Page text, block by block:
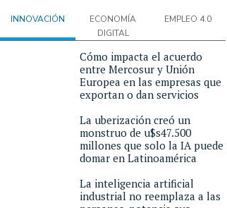
INNOVACIÓN
ECONOMÍA
DIGITAL
EMPLEO 4.0
Cómo impacta el acuerdo
entre Mercosur y Unión
Europea en las empresas que
exportan o dan servicios
La uberización creó un
monstruo de u$s47.500
millones que solo la IA puede
domar en Latinoamérica
La inteligencia artificial
industrial no reemplaza a las